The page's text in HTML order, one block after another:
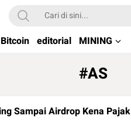
editorial MINING
#AS
Sampai Airdrop Kena Pajak